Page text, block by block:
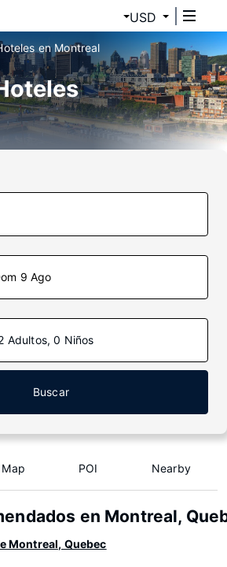
USD
en Montreal
9 Ago
Adultos, 0 Niños
Buscar
Map POI Nearby
en Montreal,
Montreal, Quebec